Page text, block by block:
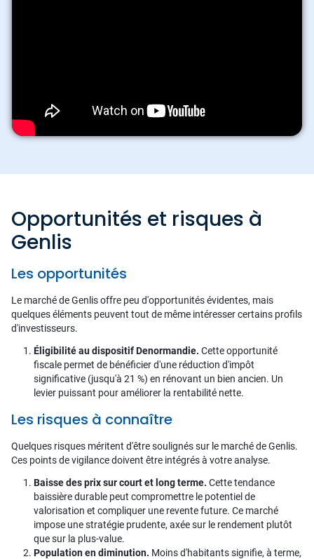
Opportunités et risques à
Genlis
Les opportunités
Le marché de Genlis offre peu d'opportunités évidentes, mais
quelques éléments peuvent tout de même intéresser certains profils
d'investisseurs.
Éligibilité au dispositif Denormandie. Cette opportunité
fiscale permet de bénéficier d'une réduction d'impôt
significative (jusqu'à 21 %) en rénovant un bien ancien. Un
levier puissant pour améliorer la rentabilité nette.
Les risques à connaître
Quelques risques méritent d'être soulignés sur le marché de Genlis.
Ces points de vigilance doivent être intégrés à votre analyse.
Baisse des prix sur court et long terme. Cette tendance
baissière durable peut compromettre le potentiel de
valorisation et compliquer une revente future. Ce marché
impose une stratégie prudente, axée sur le rendement plutôt
que sur la plus-value.
Population en diminution. Moins d'habitants signifie, à terme,